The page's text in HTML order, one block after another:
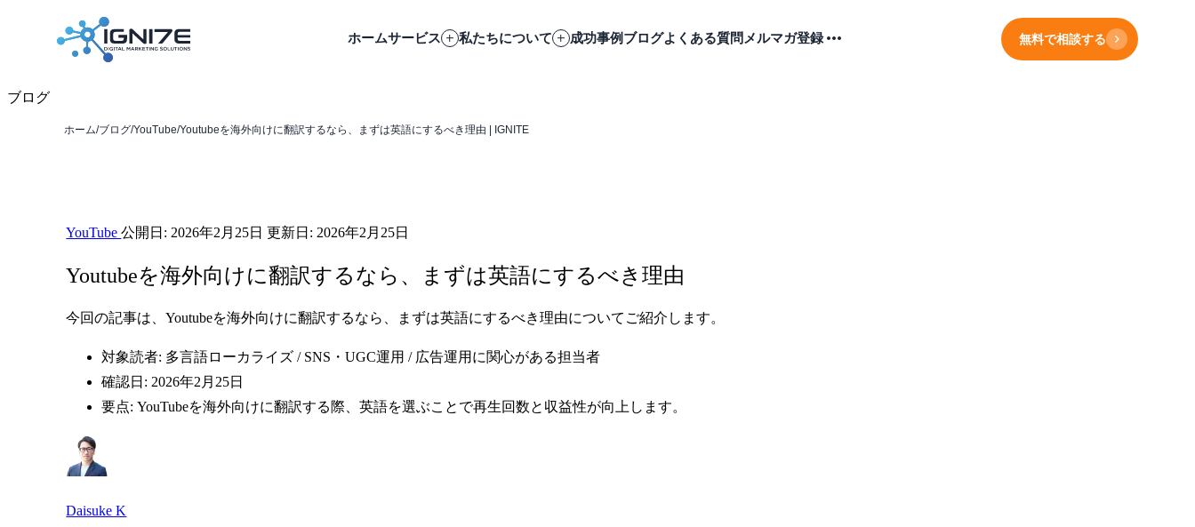
ホームサービス 私たちについて 成功事例ブログよくある質問 メルマガ登録 無料で相談する
ブログ
ホーム/ブログ/YouTube/Youtubeを海外向けに翻訳するなら、まずは英語にするべき理由 | IGNITE
YouTube公開日: 2026年2月25日 更新日: 2026年2月25日
Youtubeを海外向けに翻訳するなら、まずは英語にするべき理由
今回の記事は、Youtubeを海外向けに翻訳するなら、まずは英語にするべき理由についてご紹介します。
対象読者: 多言語ローカライズ / SNS・UGC運用 / 広告運用に関心がある担当者
確認日: 2026年2月25日
要点: YouTubeを海外向けに翻訳する際、英語を選ぶことで再生回数と収益性が向上します。
Daisuke K